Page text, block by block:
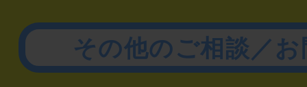
その他のご相談／